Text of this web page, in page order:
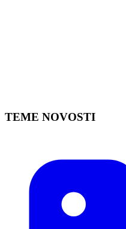
TEME NOVOSTI